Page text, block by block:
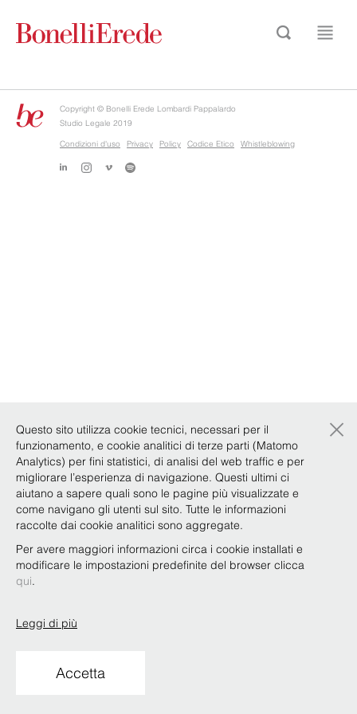
Copyright © Bonelli Erede Lombardi Pappalardo
Studio Legale 2019
Condizioni d'uso
Privacy Policy Codice Etico Whistleblowing
Questo sito utilizza cookie tecnici, necessari per il
funzionamento, e cookie analitici di terze parti (Matomo
Analytics) per fini statistici, di analisi del web traffic e per
migliorare l’esperienza di navigazione. Questi ultimi ci
aiutano a sapere quali sono le pagine più visualizzate e
come navigano gli utenti sul sito. Tutte le informazioni
raccolte dai cookie analitici sono aggregate.
Per avere maggiori informazioni circa i cookie installati e
modificare le impostazioni predefinite del browser clicca
qui.
Leggi di più
Accetta
×